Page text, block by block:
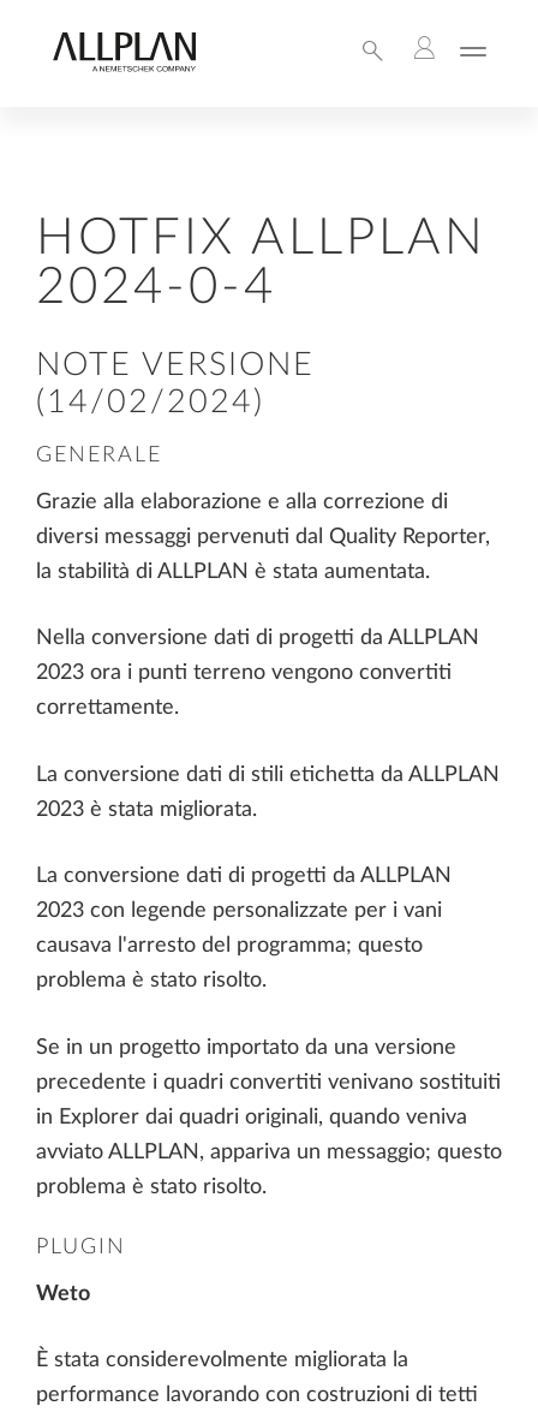
HOTFIX ALLPLAN
2024-0-4
NOTE VERSIONE
(14/02/2024)
GENERALE
Grazie alla elaborazione e alla correzione di
diversi messaggi pervenuti dal Quality Reporter,
la stabilità di ALLPLAN è stata aumentata.
Nella conversione dati di progetti da ALLPLAN
2023 ora i punti terreno vengono convertiti
correttamente.
La conversione dati di stili etichetta da ALLPLAN
2023 è stata migliorata.
La conversione dati di progetti da ALLPLAN
2023 con legende personalizzate per i vani
causava l'arresto del programma; questo
problema è stato risolto.
Se in un progetto importato da una versione
precedente i quadri convertiti venivano sostituiti
in Explorer dai quadri originali, quando veniva
avviato ALLPLAN, appariva un messaggio; questo
problema è stato risolto.
PLUGIN
Weto
È stata considerevolmente migliorata la
performance lavorando con costruzioni di tetti